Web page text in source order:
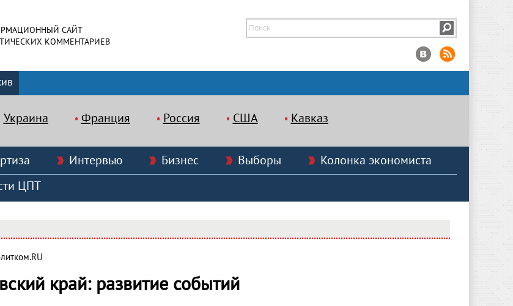
САЙТ
КОММЕНТАРИЕВ
Украина Франция Россия США Кавказ
Интервью Бизнес Выборы
Колонка экономиста
ЦПТ
край: развитие событий